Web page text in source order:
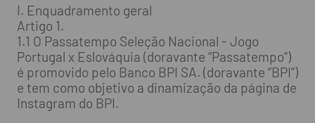
I. Enquadramento geral
Artigo 1.
1.1 O Passatempo Seleção Nacional - Jogo
Portugal x Eslováquia (doravante “Passatempo”)
é promovido pelo Banco BPI SA. (doravante “BPI”)
e tem como objetivo a dinamização da página de
Instagram do BPI.